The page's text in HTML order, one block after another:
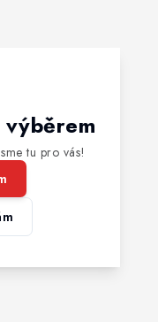
výběrem
tu pro vás!